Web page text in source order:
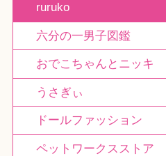
ruruko
六分の一男子図鑑
おでこちゃんとニッキ
うさぎぃ
ドールファッション
ペットワークスストア